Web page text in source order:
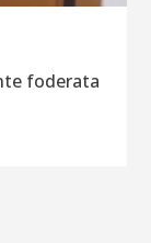
foderata